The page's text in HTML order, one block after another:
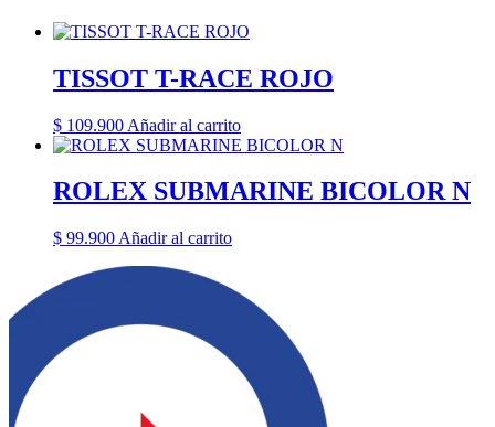
TISSOT T-RACE ROJO
$ 109.900 Añadir al carrito
ROLEX SUBMARINE BICOLOR N
$ 99.900 Añadir al carrito